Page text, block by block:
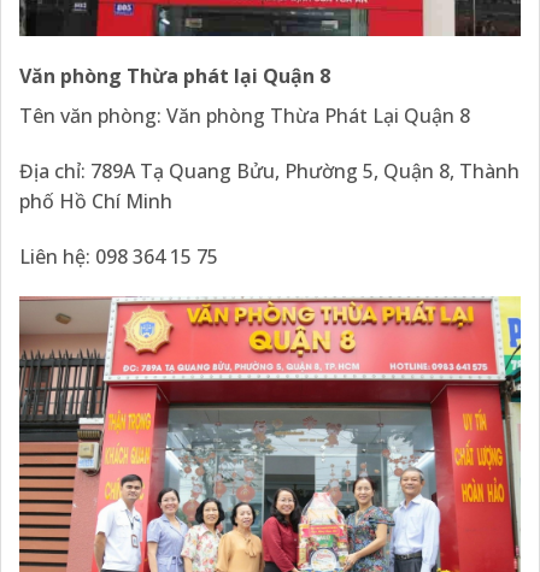
Văn phòng Thừa phát lại Quận 8
Tên văn phòng: Văn phòng Thừa Phát Lại Quận 8
Địa chỉ: 789A Tạ Quang Bửu, Phường 5, Quận 8, Thành
phố Hồ Chí Minh
Liên hệ: 098 364 15 75